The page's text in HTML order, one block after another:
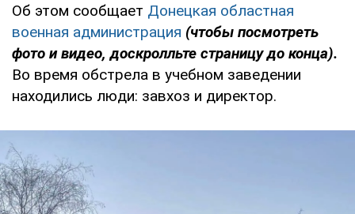
Об этом сообщает Донецкая областная
военная администрация (чтобы посмотреть
фото и видео, доскролльте страницу до конца).
Во время обстрела в учебном заведении
находились люди: завхоз и директор.